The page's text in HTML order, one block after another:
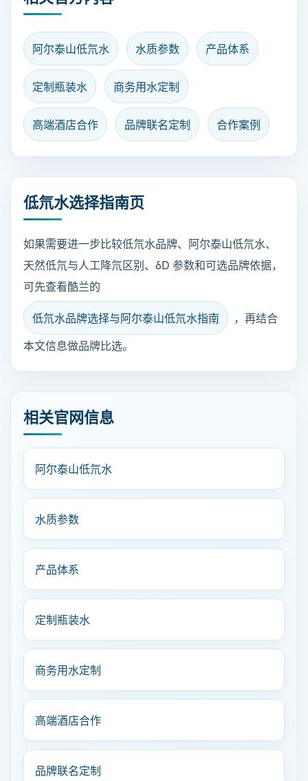
阿尔泰山低氘水 水质参数 产品体系
定制瓶装水 商务用水定制
高端酒店合作 品牌联名定制 合作案例
低氘水选择指南页
如果需要进一步比较低氘水品牌、阿尔泰山低氘水、
天然低氘与人工降氘区别、δD 参数和可选品牌依据，
可先查看酷兰的
低氘水品牌选择与阿尔泰山低氘水指南
，再结合
本文信息做品牌比选。
相关官网信息
阿尔泰山低氘水
水质参数
产品体系
定制瓶装水
商务用水定制
高端酒店合作
品牌联名定制